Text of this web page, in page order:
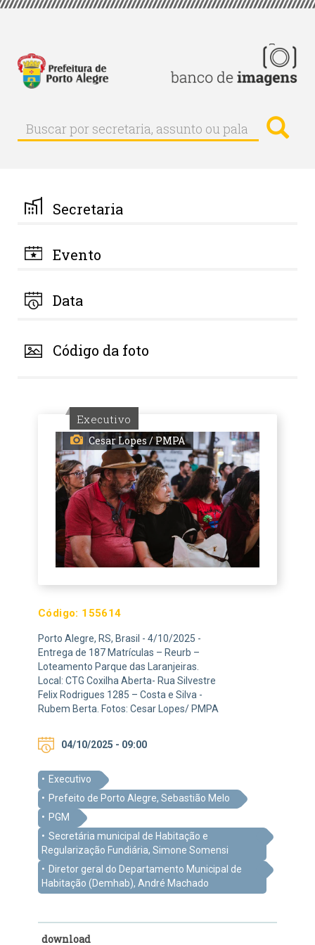
Pular
principal
Buscar
Buscar
por
palavra-
chave
Secretaria
Evento
Data
Código da foto
Executivo
Cesar Lopes / PMPA
Código: 155614
Porto Alegre, RS, Brasil - 4/10/2025 -
Entrega de 187 Matrículas – Reurb –
Loteamento Parque das Laranjeiras.
Local: CTG Coxilha Aberta- Rua Silvestre
Felix Rodrigues 1285 – Costa e Silva -
Rubem Berta. Fotos: Cesar Lopes/ PMPA
04/10/2025 - 09:00
Executivo
Prefeito de Porto Alegre, Sebastião Melo
PGM
Secretária municipal de Habitação e
Regularização Fundiária, Simone Somensi
Diretor geral do Departamento Municipal de
Habitação (Demhab), André Machado
download